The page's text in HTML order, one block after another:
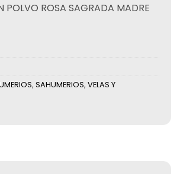
POLVO ROSA SAGRADA MADRE
, SAHUMERIOS, VELAS Y